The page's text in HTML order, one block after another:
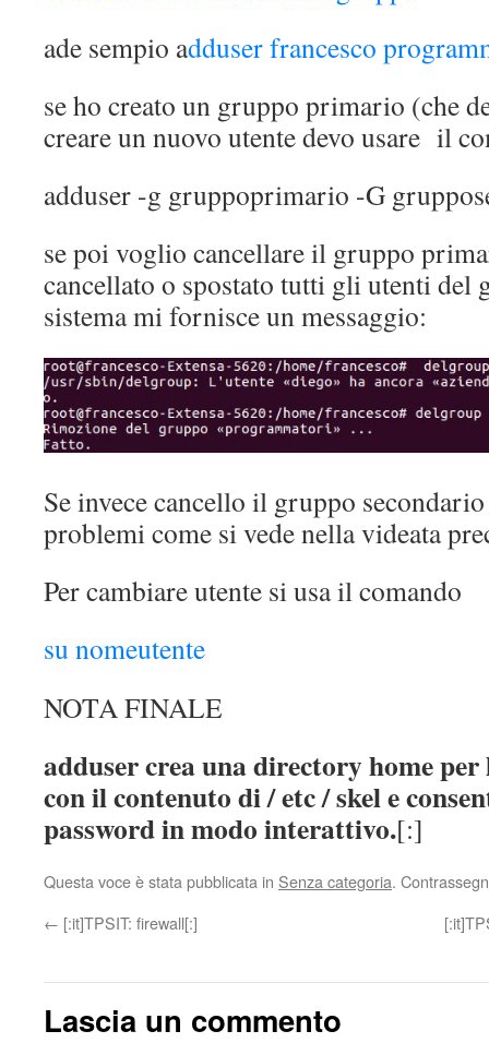
ade sempio adduser francesco
se ho creato un gruppo primario (che
creare un nuovo utente devo usare il
adduser -g gruppoprimario -G
se poi voglio cancellare il gruppo
cancellato o spostato tutti gli utenti
sistema mi fornisce un messaggio:
Se invece cancello il gruppo
problemi come si vede nella videata
Per cambiare utente si usa il comando
su nomeutente
NOTA FINALE
adduser crea una directory home
con il contenuto di / etc / skel e
password in modo interattivo.[:]
Questa voce è stata pubblicata in Senza categoria.
← [:it]TPSIT: firewall[:]
Lascia un commento